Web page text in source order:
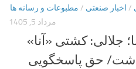
/ اخبار صنعتی / مطبوعات و رسانه ها
مرداد 5, 1405
جلالی: کشتی «آنا»
حق پاسخگویی